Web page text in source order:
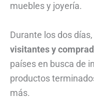
muebles y joyería.
Durante los dos días,
visitantes y
países en busca de
productos
más.